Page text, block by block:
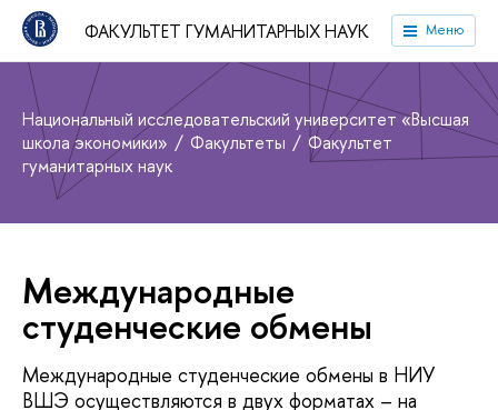
ФАКУЛЬТЕТ ГУМАНИТАРНЫХ НАУК Меню
Национальный исследовательский университет «Высшая
школа экономики»
Факультеты
Факультет
гуманитарных наук
Международные
студенческие обмены
Международные студенческие обмены в НИУ
ВШЭ осуществляются в двух форматах – на